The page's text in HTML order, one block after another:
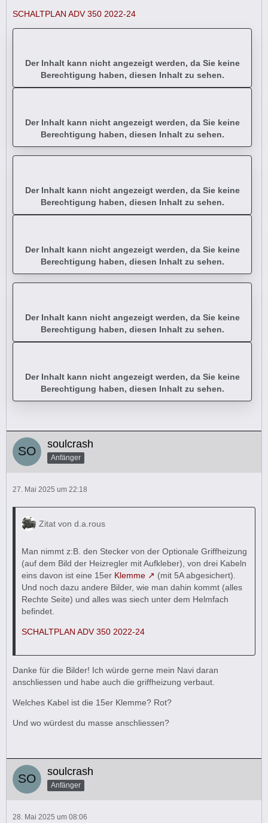
SCHALTPLAN ADV 350 2022-24
Der Inhalt kann nicht angezeigt werden, da Sie keine
Berechtigung haben, diesen Inhalt zu sehen.
Der Inhalt kann nicht angezeigt werden, da Sie keine
Berechtigung haben, diesen Inhalt zu sehen.
Der Inhalt kann nicht angezeigt werden, da Sie keine
Berechtigung haben, diesen Inhalt zu sehen.
Der Inhalt kann nicht angezeigt werden, da Sie keine
Berechtigung haben, diesen Inhalt zu sehen.
Der Inhalt kann nicht angezeigt werden, da Sie keine
Berechtigung haben, diesen Inhalt zu sehen.
Der Inhalt kann nicht angezeigt werden, da Sie keine
Berechtigung haben, diesen Inhalt zu sehen.
soulcrash
Anfänger
27. Mai 2025 um 22:18
Zitat von d.a.rous
Man nimmt z:B. den Stecker von der Optionale Griffheizung
(auf dem Bild der Heizregler mit Aufkleber), von drei Kabeln
eins davon ist eine 15er Klemme
(mit 5A abgesichert).
Und noch dazu andere Bilder, wie man dahin kommt (alles
Rechte Seite) und alles was siech unter dem Helmfach
befindet.
SCHALTPLAN ADV 350 2022-24
Danke für die Bilder! Ich würde gerne mein Navi daran
anschliessen und habe auch die griffheizung verbaut.
Welches Kabel ist die 15er Klemme? Rot?
Und wo würdest du masse anschliessen?
soulcrash
Anfänger
28. Mai 2025 um 08:06